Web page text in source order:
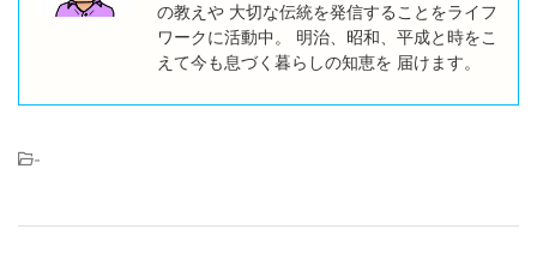
の教えや 大切な伝統を発信することをライフ
ワークに活動中。 明治、昭和、平成と時をこ
えて今も息づく暮らしの知恵を 届けます。
-